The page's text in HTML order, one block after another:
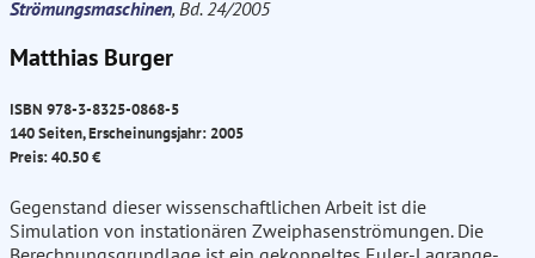
Strömungsmaschinen, Bd. 24/2005
Matthias Burger
ISBN 978-3-8325-0868-5
140 Seiten, Erscheinungsjahr: 2005
Preis: 40.50 €
Gegenstand dieser wissenschaftlichen Arbeit ist die
Simulation von instationären Zweiphasenströmungen. Die